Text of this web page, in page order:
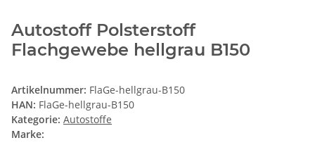
Autostoff Polsterstoff
Flachgewebe hellgrau B150
Artikelnummer: FlaGe-hellgrau-B150
HAN: FlaGe-hellgrau-B150
Kategorie: Autostoffe
Marke: